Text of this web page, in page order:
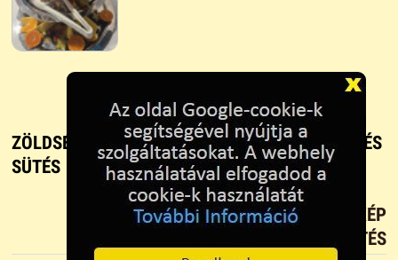
ZÖLDSÉGES APRÓPECSENYE - RECEPT, FŐZÉS ÉS
SÜTÉS
TETSZIK?TÖLTS FEL FOTÓT TE IS!
ÚJ KÉP
FELTÖLTÉS